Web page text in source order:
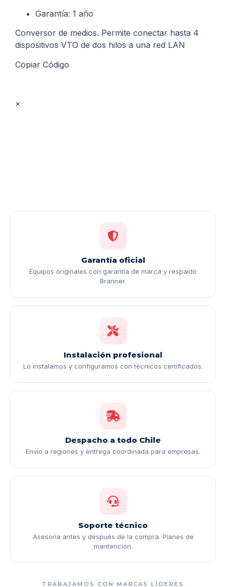
Garantía: 1 año
Conversor de medios. Permite conectar hasta 4
dispositivos VTO de dos hilos a una red LAN
Copiar Código
×
Garantía oficial
Equipos originales con garantía de marca y respaldo
Branner.
Instalación profesional
Lo instalamos y configuramos con técnicos certificados.
Despacho a todo Chile
Envío a regiones y entrega coordinada para empresas.
Soporte técnico
Asesoría antes y después de la compra. Planes de
mantención.
TRABAJAMOS CON MARCAS LÍDERES